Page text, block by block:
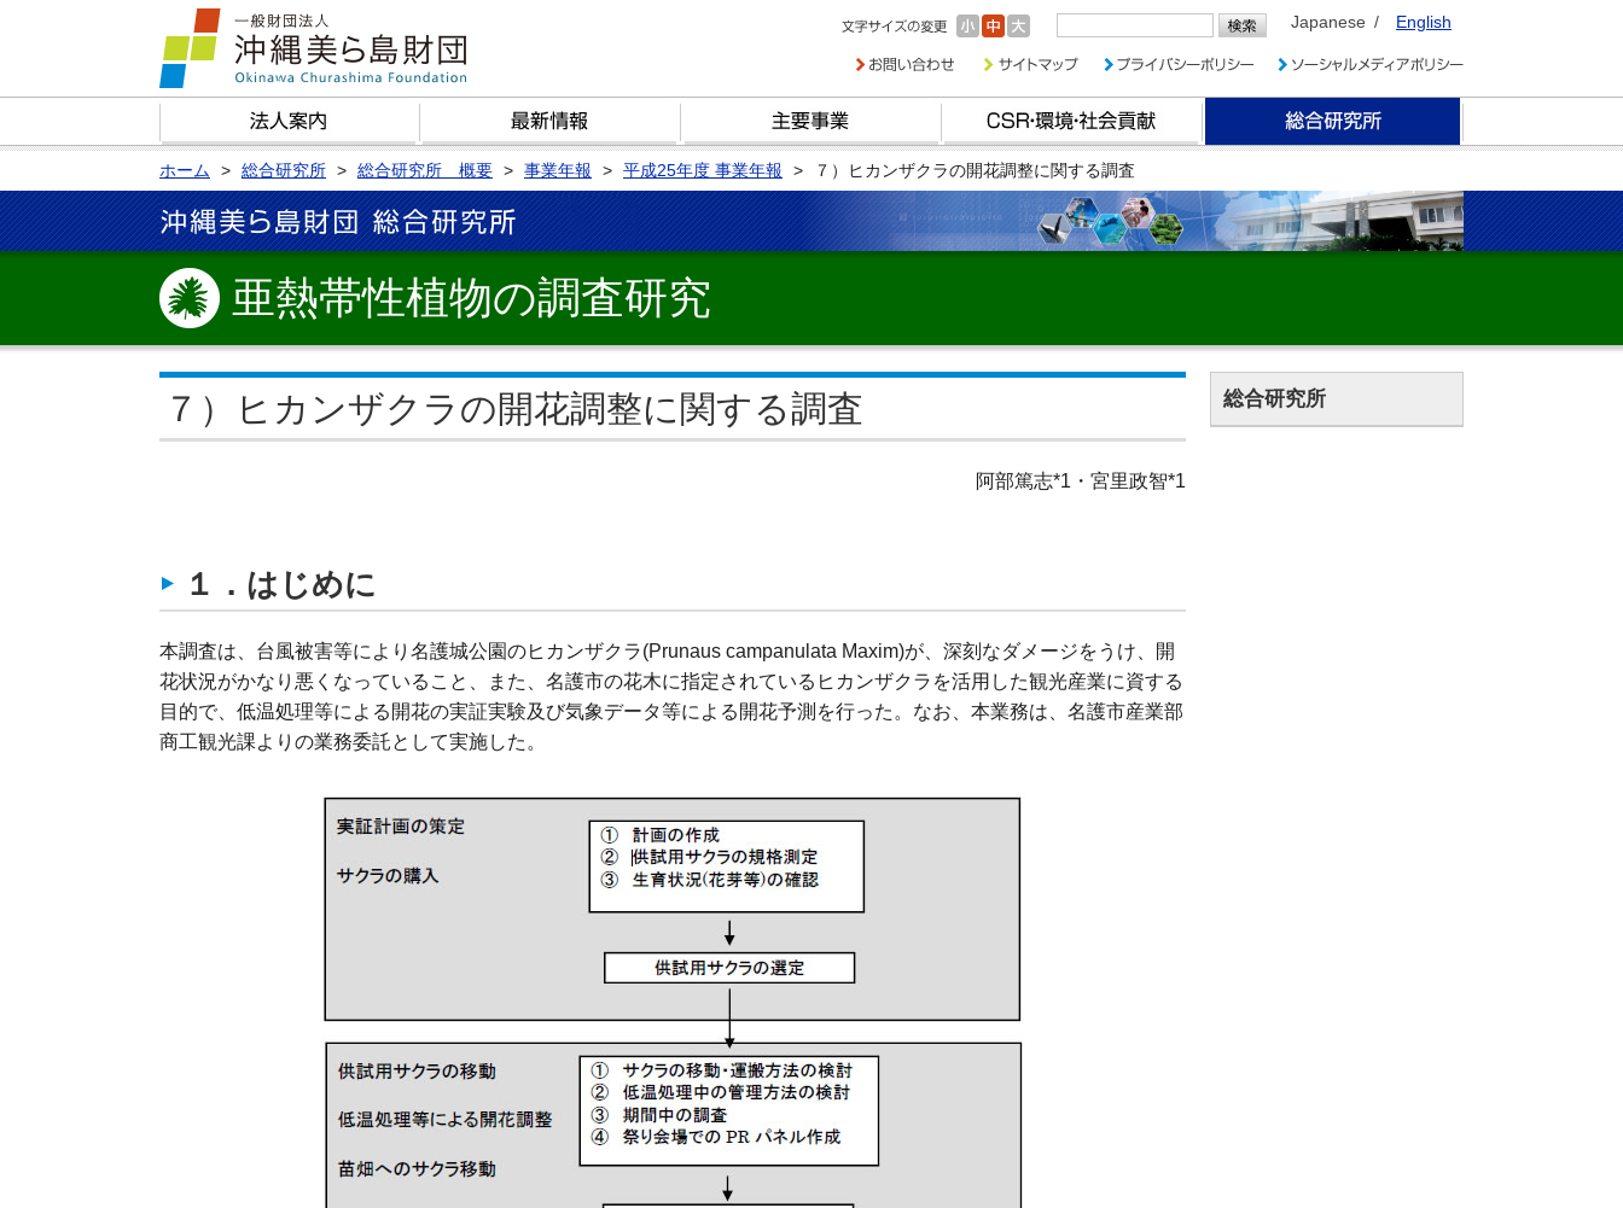
Japanese English
ホーム 総合研究所 総合研究所 概要 事業年報 平成25年度 事業年報 ７）ヒカンザクラの開花調整に関する調査
亜熱帯性植物の調査研究
７）ヒカンザクラの開花調整に関する調査
阿部篤志*1・宮里政智*1
１．はじめに
本調査は、台風被害等により名護城公園のヒカンザクラ(Prunaus campanulata Maxim)が、深刻なダメージをうけ、開
花状況がかなり悪くなっていること、また、名護市の花木に指定されているヒカンザクラを活用した観光産業に資する
目的で、低温処理等による開花の実証実験及び気象データ等による開花予測を行った。なお、本業務は、名護市産業部
商工観光課よりの業務委託として実施した。
総合研究所